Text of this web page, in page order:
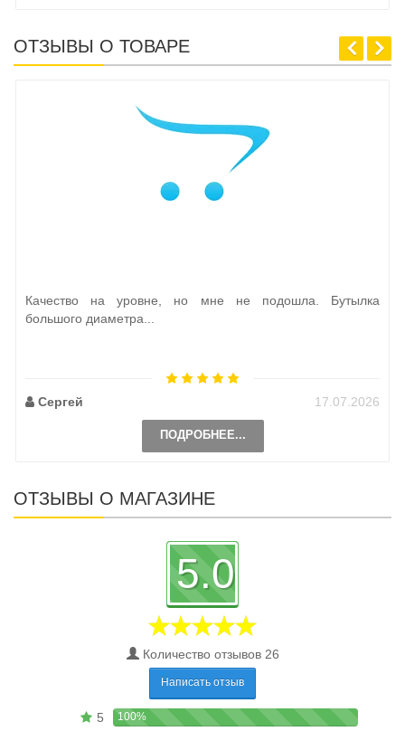
ОТЗЫВЫ О ТОВАРЕ
Качество на уровне, но мне не подошла. Бутылка
большого диаметра...
Сергей 17.07.2026
ПОДРОБНЕЕ...
ОТЗЫВЫ О МАГАЗИНЕ
5.0
Количество отзывов 26
Написать отзыв
5 100%